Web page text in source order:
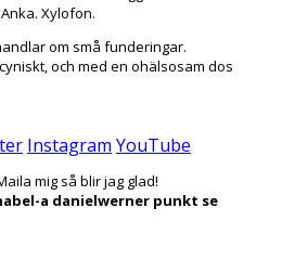
Xylofon.
om små funderingar.
och med en ohälsosam dos
Instagram YouTube
mig så blir jag glad!
a danielwerner punkt se